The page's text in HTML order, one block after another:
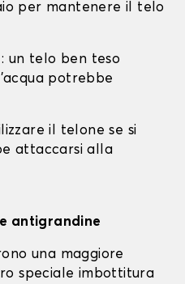
per mantenere il telo
: un telo ben teso
potrebbe
il telone se si
attaccarsi alla
antigrandine
una maggiore
speciale imbottitura